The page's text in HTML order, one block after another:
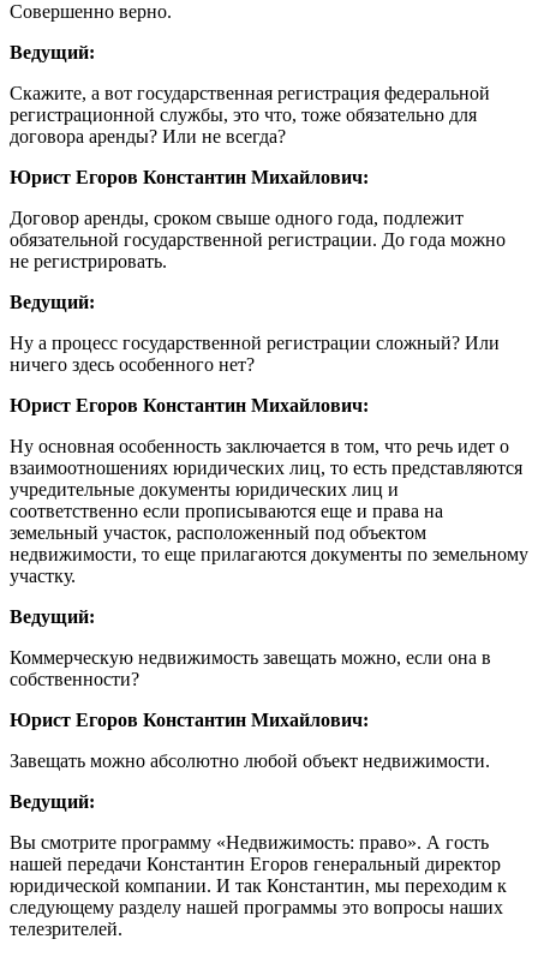
Совершенно верно.
Ведущий:
Скажите, а вот государственная регистрация федеральной
регистрационной службы, это что, тоже обязательно для
договора аренды? Или не всегда?
Юрист Егоров Константин Михайлович:
Договор аренды, сроком свыше одного года, подлежит
обязательной государственной регистрации. До года можно
не регистрировать.
Ведущий:
Ну а процесс государственной регистрации сложный? Или
ничего здесь особенного нет?
Юрист Егоров Константин Михайлович:
Ну основная особенность заключается в том, что речь идет о
взаимоотношениях юридических лиц, то есть представляются
учредительные документы юридических лиц и
соответственно если прописываются еще и права на
земельный участок, расположенный под объектом
недвижимости, то еще прилагаются документы по земельному
участку.
Ведущий:
Коммерческую недвижимость завещать можно, если она в
собственности?
Юрист Егоров Константин Михайлович:
Завещать можно абсолютно любой объект недвижимости.
Ведущий:
Вы смотрите программу «Недвижимость: право». А гость
нашей передачи Константин Егоров генеральный директор
юридической компании. И так Константин, мы переходим к
следующему разделу нашей программы это вопросы наших
телезрителей.